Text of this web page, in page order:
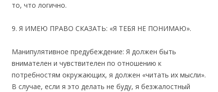
то, что логично.
9. Я ИМЕЮ ПРАВО СКАЗАТЬ: «Я ТЕБЯ НЕ ПОНИМАЮ».
Манипулятивное предубеждение: Я должен быть
внимателен и чувствителен по отношению к
потребностям окружающих, я должен «читать их мысли».
В случае, если я это делать не буду, я безжалостный